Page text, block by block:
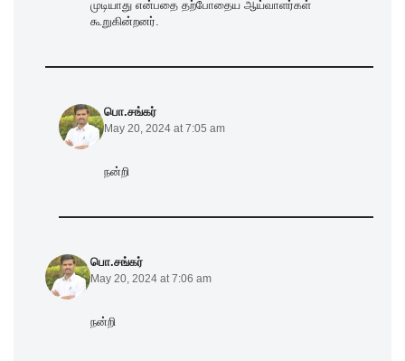
முடியாது என்பதை தற்போதைய ஆய்வாளர்கள்
கூறுகின்றனர்.
பொ.சங்கர்
May 20, 2024 at 7:05 am
நன்றி
பொ.சங்கர்
May 20, 2024 at 7:06 am
நன்றி